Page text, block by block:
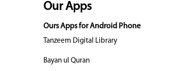
Our Apps
Ours Apps for Android Phone
Tanzeem Digital Library
Bayan ul Quran